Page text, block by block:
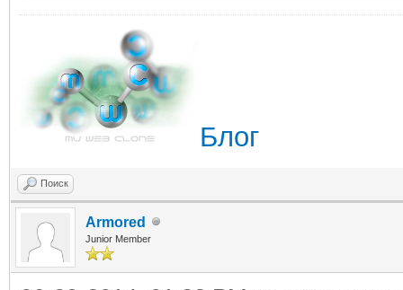
Блог
Поиск
Armored
Junior Member